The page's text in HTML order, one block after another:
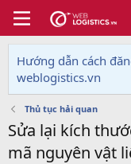
Hướng dẫn cách
weblogistics.vn
Thủ tục hải quan
Sửa lại kích
mã nguyên vật